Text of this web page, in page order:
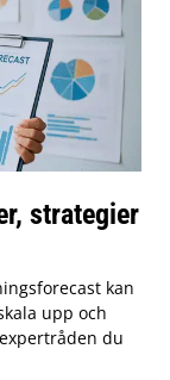
strategier
kan
upp och
du